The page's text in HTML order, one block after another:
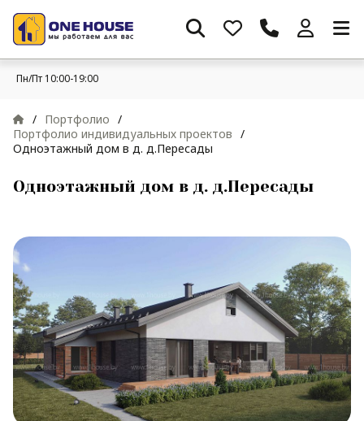
Пн/Пт 10:00-19:00
/ Портфолио /
Портфолио индивидуальных проектов /
Одноэтажный дом в д. д.Пересады
Одноэтажный дом в д. д.Пересады